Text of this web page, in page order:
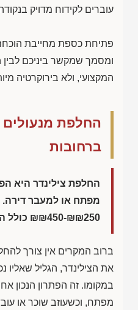
עוברים לקידוח מדויק
פתיחת כספת מחייבת
ומסמך שמקשר ביניכם
המקצועי, ולא בירוקרטיה
החלפת מנעולים
ברחובות
החלפת צילינדר היא
מפתח או למעבר
₪₪450-₪₪250 כולל
ברוב המקרים אין צורך
את הצילינדר, הגליל שאליו
במקומו. זה הפתרון הנכון
מפתח, וכשעוזב שוכר או